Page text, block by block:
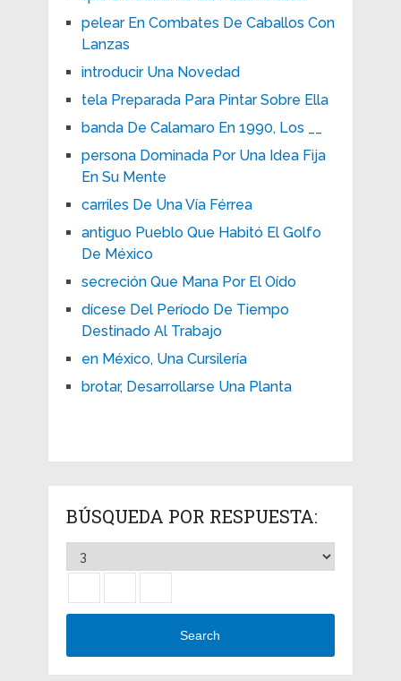
pelear En Combates De Caballos Con
Lanzas
introducir Una Novedad
tela Preparada Para Pintar Sobre Ella
banda De Calamaro En 1990, Los __
persona Dominada Por Una Idea Fija
En Su Mente
carriles De Una Vía Férrea
antiguo Pueblo Que Habitó El Golfo
De México
secreción Que Mana Por El Oído
dícese Del Período De Tiempo
Destinado Al Trabajo
en México, Una Cursilería
brotar, Desarrollarse Una Planta
BÚSQUEDA POR RESPUESTA:
Search